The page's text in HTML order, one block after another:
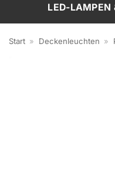
LED-LAMPEN
Start » Deckenleuchten »